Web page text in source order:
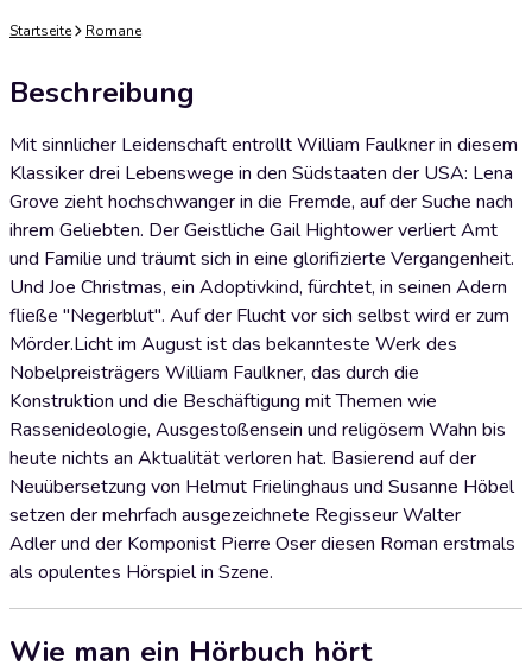
Startseite Romane
Beschreibung
Mit sinnlicher Leidenschaft entrollt William Faulkner in diesem
Klassiker drei Lebenswege in den Südstaaten der USA: Lena
Grove zieht hochschwanger in die Fremde, auf der Suche nach
ihrem Geliebten. Der Geistliche Gail Hightower verliert Amt
und Familie und träumt sich in eine glorifizierte Vergangenheit.
Und Joe Christmas, ein Adoptivkind, fürchtet, in seinen Adern
fließe "Negerblut". Auf der Flucht vor sich selbst wird er zum
Mörder.Licht im August ist das bekannteste Werk des
Nobelpreisträgers William Faulkner, das durch die
Konstruktion und die Beschäftigung mit Themen wie
Rassenideologie, Ausgestoßensein und religösem Wahn bis
heute nichts an Aktualität verloren hat. Basierend auf der
Neuübersetzung von Helmut Frielinghaus und Susanne Höbel
setzen der mehrfach ausgezeichnete Regisseur Walter
Adler und der Komponist Pierre Oser diesen Roman erstmals
als opulentes Hörspiel in Szene.
Wie man ein Hörbuch hört